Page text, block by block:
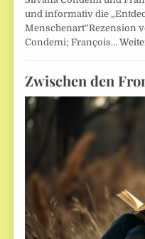
und informativ die
Menschenart“Rezension
Condemi; François…
Zwischen den